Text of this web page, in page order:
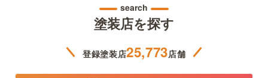
search
塗装店を探す
登録塗装店25,773店舗